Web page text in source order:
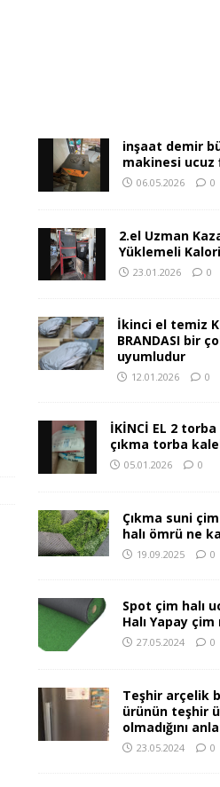
inşaat demir
makinesi ucuz
06.05.2026 0
2.el Uzman
Yüklemeli
23.01.2026 0
İkinci el temiz
BRANDASI bir
uyumludur
12.01.2026 0
İKİNCİ EL 2
çıkma torba
05.01.2026 0
Çıkma suni
halı ömrü ne
19.09.2025 0
Spot çim halı
Halı Yapay
27.05.2024 0
Teşhir arçelik
ürünün teşhir
olmadığını
23.05.2024 0